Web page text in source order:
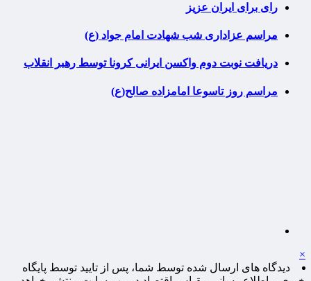
رای برای ایران عزیز
مراسم عزاداری شب شهادت امام جواد (ع)
دریافت نوبت دوم واکسن ایرانی کرونا توسط رهبر انقلاب
مراسم روز تاسوعا امامزاده صالح(ع)
×
دیدگاه های ارسال شده توسط شما، پس از تایید توسط پایگاه